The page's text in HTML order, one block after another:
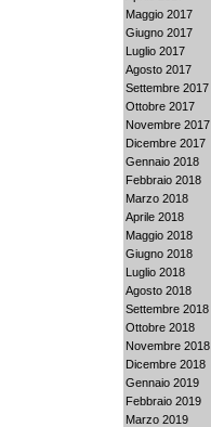
Maggio 2017
Giugno 2017
Luglio 2017
Agosto 2017
Settembre 2017
Ottobre 2017
Novembre 2017
Dicembre 2017
Gennaio 2018
Febbraio 2018
Marzo 2018
Aprile 2018
Maggio 2018
Giugno 2018
Luglio 2018
Agosto 2018
Settembre 2018
Ottobre 2018
Novembre 2018
Dicembre 2018
Gennaio 2019
Febbraio 2019
Marzo 2019